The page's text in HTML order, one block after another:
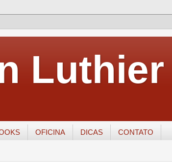
Luthier
OFICINA DICAS CONTATO